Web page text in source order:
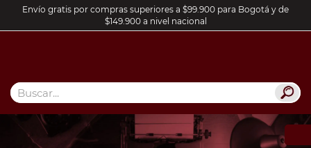
Envío gratis por compras superiores a $99.900 para Bogotá y de
$149.900 a nivel nacional